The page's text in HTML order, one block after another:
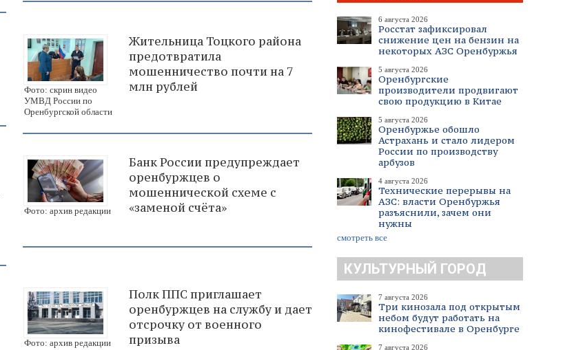
6 августа 2026
Росстат зафиксировал
снижение цен на бензин на
некоторых АЗС Оренбуржья
5 августа 2026
Оренбургские
производители продвигают
свою продукцию в Китае
5 августа 2026
Оренбуржье обошло
Астрахань и стало лидером
России по производству
арбузов
4 августа 2026
Технические перерывы на
АЗС: власти Оренбуржья
разъяснили, зачем они
нужны
смотреть все
КУЛЬТУРНЫЙ ГОРОД
7 августа 2026
Три кинозала под открытым
небом будут работать на
кинофестивале в Оренбурге
7 августа 2026
Фото: скрин видео
УМВД России по
Оренбургской области
Жительница Тоцкого района
предотвратила
мошенничество почти на 7
млн рублей
Фото: архив редакции
Банк России предупреждает
оренбуржцев о
мошеннической схеме с
«заменой счёта»
Фото: архив редакции
Полк ППС приглашает
оренбуржцев на службу и дает
отсрочку от военного
призыва